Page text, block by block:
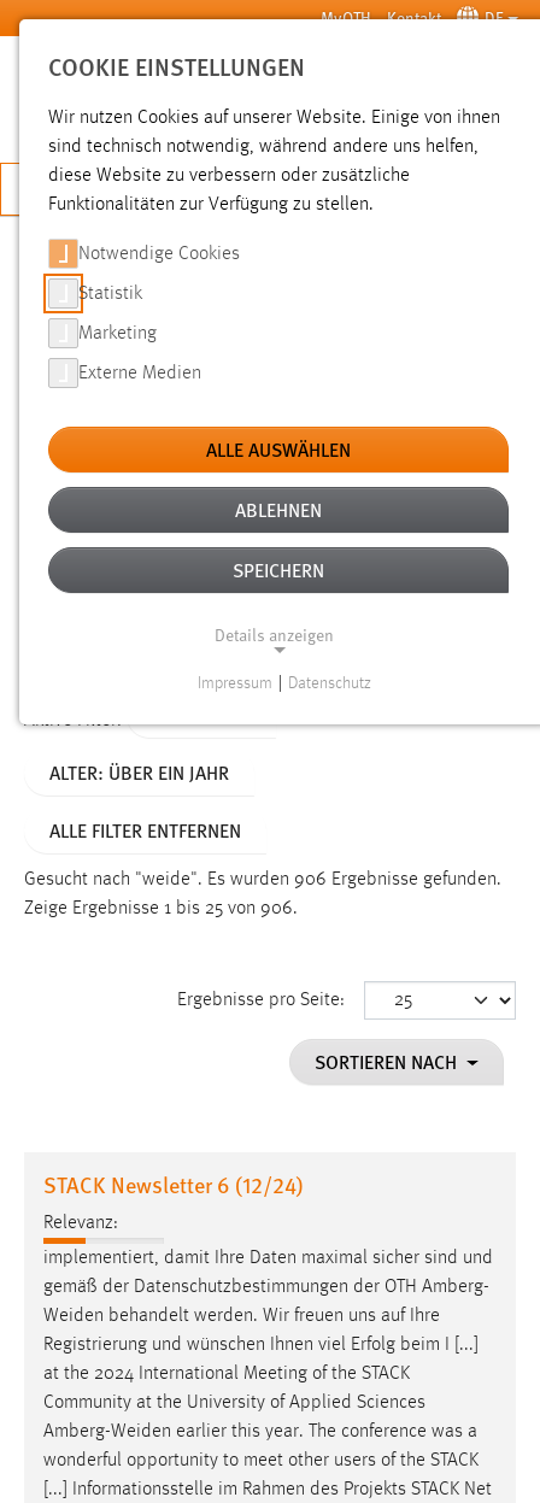
Zum Hauptinhalt springen MyOTH Kontakt DE
SUCHE
JETZT BEWERBEN
SUCHE
FILTER
Typ
Erstellungsdatum
Alter
Aktive Filter:
ALTER: ÜBER EIN JAHR
ALLE FILTER ENTFERNEN
Gesucht nach "weide". Es wurden 906 Ergebnisse gefunden.
Zeige Ergebnisse 1 bis 25 von 906.
Ergebnisse pro Seite:
SORTIEREN NACH
STACK Newsletter 6 (12/24)
Relevanz:
implementiert, damit Ihre Daten maximal sicher sind und
gemäß der Datenschutzbestimmungen der OTH Amberg-
Weiden behandelt werden. Wir freuen uns auf Ihre
Registrierung und wünschen Ihnen viel Erfolg beim I [...]
at the 2024 International Meeting of the STACK
Community at the University of Applied Sciences
Amberg-Weiden earlier this year. The conference was a
wonderful opportunity to meet other users of the STACK
[...] Informationsstelle im Rahmen des Projekts STACK Net
COOKIE EINSTELLUNGEN
Wir nutzen Cookies auf unserer Website. Einige von ihnen
sind technisch notwendig, während andere uns helfen,
diese Website zu verbessern oder zusätzliche
Funktionalitäten zur Verfügung zu stellen.
Notwendige Cookies
Statistik
Marketing
Externe Medien
ALLE AUSWÄHLEN
ABLEHNEN
SPEICHERN
Details anzeigen
Funktionen und sind für die einwandfreie Funktion der
Name:
Dieser Cookie speichert die ausgewählten Einverständnis-
Performance
Name:
staticfilecache
Zweck:
Für performante Seitenauslieferung wird in diesem Cookie
gespeichert, ob man eingeloggt ist.
Sprachpräferenz
Name:
site-language-preference
Impressum Datenschutz